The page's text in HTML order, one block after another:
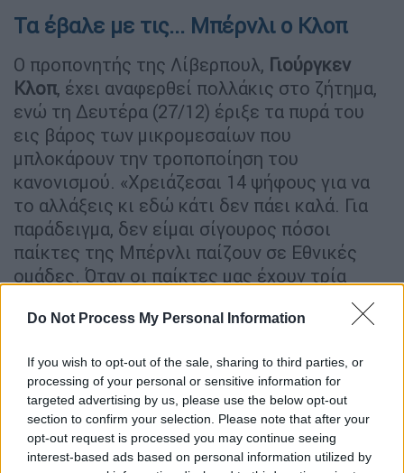
Do Not Process My Personal Information
If you wish to opt-out of the sale, sharing to third parties, or
processing of your personal or sensitive information for
targeted advertising by us, please use the below opt-out
section to confirm your selection. Please note that after your
opt-out request is processed you may continue seeing
interest-based ads based on personal information utilized by
Τα έβαλε με τις... Μπέρνλι ο Κλοπ
Ο προπονητής της Λίβερπουλ, Γιούργκεν
Κλοπ, έχει αναφερθεί πολλάκις στο ζήτημα,
ενώ τη Δευτέρα (27/12) έριξε τα πυρά του
εις βάρος των μικρομεσαίων που
μπλοκάρουν την τροποποίηση του
κανονισμού. «Χρειάζεσαι 14 ψήφους για να
το αλλάξεις κι εδώ κάτι δεν πάει καλά. Για
παράδειγμα, δεν είμαι σίγουρος πόσοι
παίκτες της Μπέρνλι παίζουν σε Εθνικές
ομάδες. Όταν οι παίκτες μας έχουν τρία
παιχνίδια, εκείνοι δεν έχουν κανένα», είπε ο
Κλοπ και πρόσθεσε: «Μιλάμε για ένα θέμα
συγκεκριμένοι σύλλογοι και παίκτες, αλλά
αποφασίζουν γι' αυτό άλλες ομάδες. Το
καλύτερο πρωτάθλημα στον κόσμο, το πιο
έντονο πρωτάθλημα στον κόσμο, είναι το
μόνο παγκοσμίως που έχει ακόμη τρεις